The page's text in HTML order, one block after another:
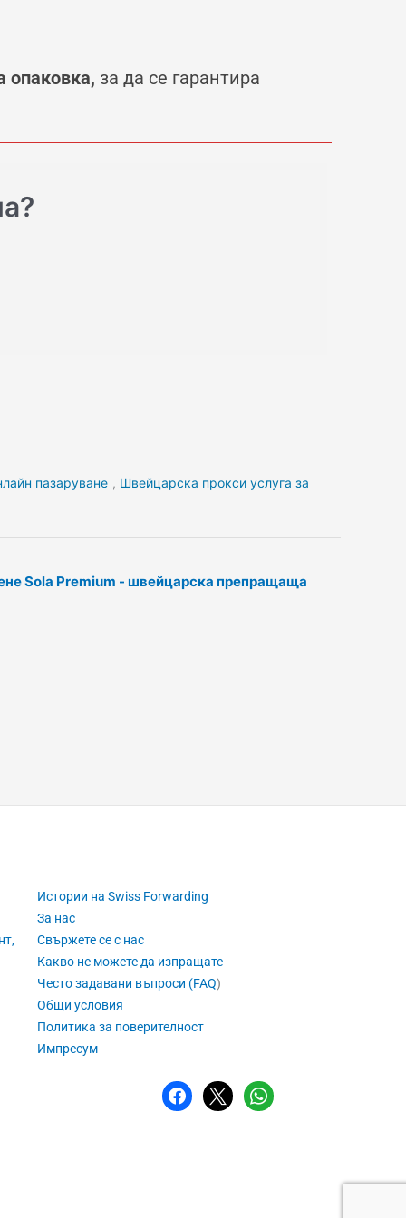
опаковка, за да се гарантира
пазаруване , Швейцарска прокси услуга за
Sola Premium - швейцарска препращаща
Истории на Swiss Forwarding
За нас
Свържете се с нас
Какво не можете да изпращате
Често задавани въпроси (FAQ)
Общи условия
Политика за поверителност
Импресум
фейсбук
х WhatsApp